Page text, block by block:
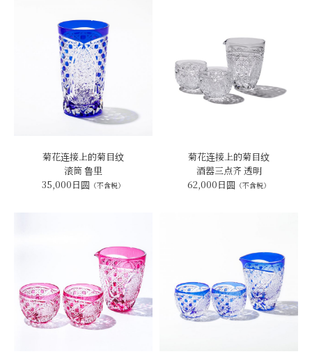
菊花连接上的菊目纹
滚筒 鲁里
35,000日圆 （不含税）
菊花连接上的菊目纹
酒器三点齐 透明
62,000日圆 （不含税）